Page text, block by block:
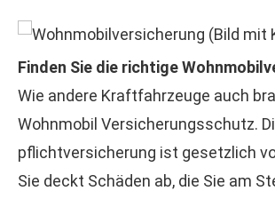
Finden Sie die richtige
Wie andere Kraftfahrzeuge auch
Wohnmobil Versicherungsschutz.
pflichtversicherung ist gesetzlich
Sie deckt Schäden ab, die Sie am